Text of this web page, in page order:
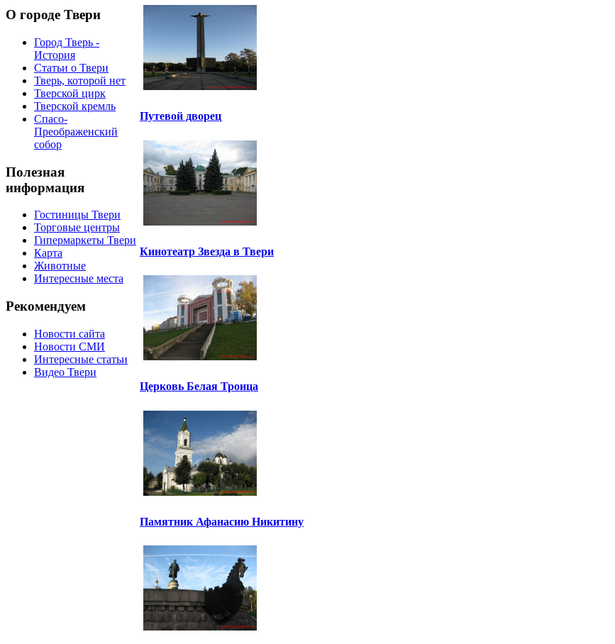
О городе Твери
Город Тверь -
История
Статьи о Твери
Тверь, которой нет
Тверской цирк
Тверской кремль
Спасо-
Преображенский
собор
Полезная
информация
Гостиницы Твери
Торговые центры
Гипермаркеты Твери
Карта
Животные
Интересные места
Рекомендуем
Новости сайта
Новости СМИ
Интересные статьи
Видео Твери
Путевой дворец
Кинотеатр Звезда в Твери
Церковь Белая Троица
Памятник Афанасию Никитину